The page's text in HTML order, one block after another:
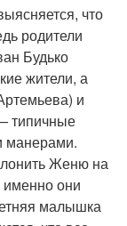
что
родители
Будько
жители, а
и
типичные
манерами.
Женю на
именно они
малышка